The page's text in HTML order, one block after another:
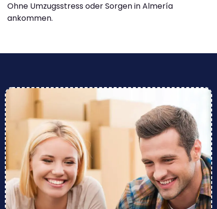
Ohne Umzugsstress oder Sorgen in Almería
ankommen.